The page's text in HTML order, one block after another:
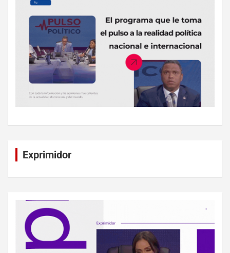
Exprimidor